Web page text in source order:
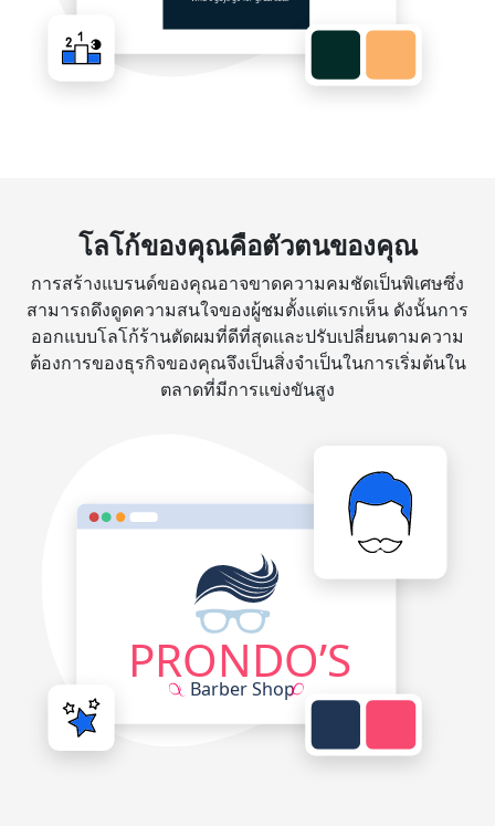
โลโก้ของคุณคือตัวตนของคุณ
การสร้างแบรนด์ของคุณอาจขาดความคมชัดเป็นพิเศษซึ่ง
สามารถดึงดูดความสนใจของผู้ชมตั้งแต่แรกเห็น ดังนั้นการ
ออกแบบโลโก้ร้านตัดผมที่ดีที่สุดและปรับเปลี่ยนตามความ
ต้องการของธุรกิจของคุณจึงเป็นสิ่งจำเป็นในการเริ่มต้นใน
ตลาดที่มีการแข่งขันสูง